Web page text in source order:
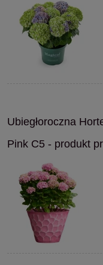
Ubiegłoroczna
Pink C5 - produkt